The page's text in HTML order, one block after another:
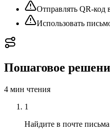
Отправлять QR-код
Использовать
Пошаговое
4 мин чтения
1
Найдите в почте